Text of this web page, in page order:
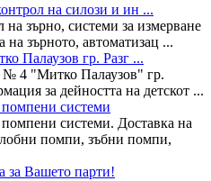
на силози и ин ...
на зърно, системи за измерване
на зърното, автоматизац ...
Палаузов гр. Разг ...
№ 4 "Митко Палаузов" гр.
за дейността на детскот ...
системи
системи. Доставка на
помпи, зъбни помпи,
за Вашето парти!